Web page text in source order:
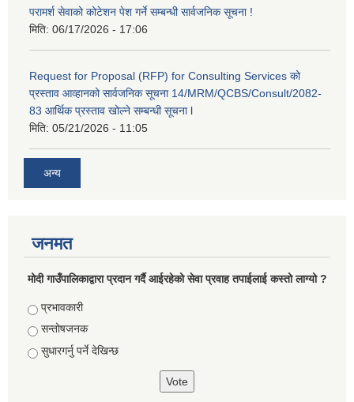
परामर्श सेवाको कोटेशन पेश गर्ने सम्बन्धी सार्वजनिक सूचना !
मिति: 06/17/2026 - 17:06
Request for Proposal (RFP) for Consulting Services को
प्रस्ताव आव्हानको सार्वजनिक सूचना 14/MRM/QCBS/Consult/2082-
83 आर्थिक प्रस्ताव खोल्ने सम्बन्धी सूचना l
मिति: 05/21/2026 - 11:05
अन्य
जनमत
मोदी गाउँपालिकाद्वारा प्रदान गर्दै आईरहेको सेवा प्रवाह तपाईलाई कस्तो लाग्यो ?
Choices
प्रभावकारी
सन्तोषजनक
सुधारगर्नु पर्ने देखिन्छ